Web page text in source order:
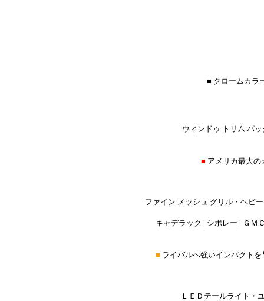
■ クロームカラ
ウィンドゥ トリム パ
■ アメリカ最大
ファイン メッシュ グリル・ヘビ
キャデラック | シボレー | ＧＭ
■ ライバルへ強いインパクト
ＬＥＤテールライト・